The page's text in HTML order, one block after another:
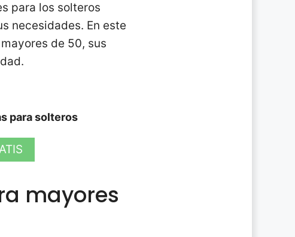
para los solteros
necesidades. En este
de 50, sus
para solteros
mayores